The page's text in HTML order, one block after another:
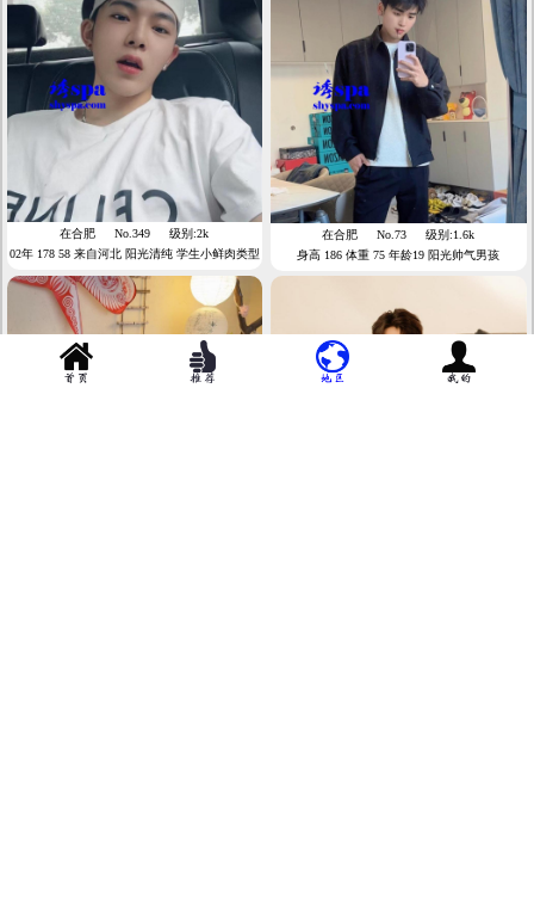
在合肥 No.349
级别:2k
02年 178 58 来自河北 阳光清纯 学生小鲜肉类型
在合肥 No.73
级别:1.6k
身高 186 体重 75 年龄19 阳光帅气男孩